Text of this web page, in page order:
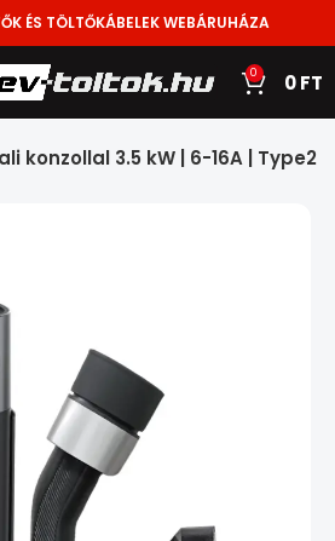
ÉS TÖLTŐKÁBELEK WEBÁRUHÁZA
0 0FT
3.5 kW | 6-16A | Type2